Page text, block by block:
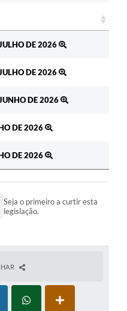
DE 2026
DE 2026
DE 2026
DE 2026
DE 2026
Seja o primeiro a curtir esta
legislação.